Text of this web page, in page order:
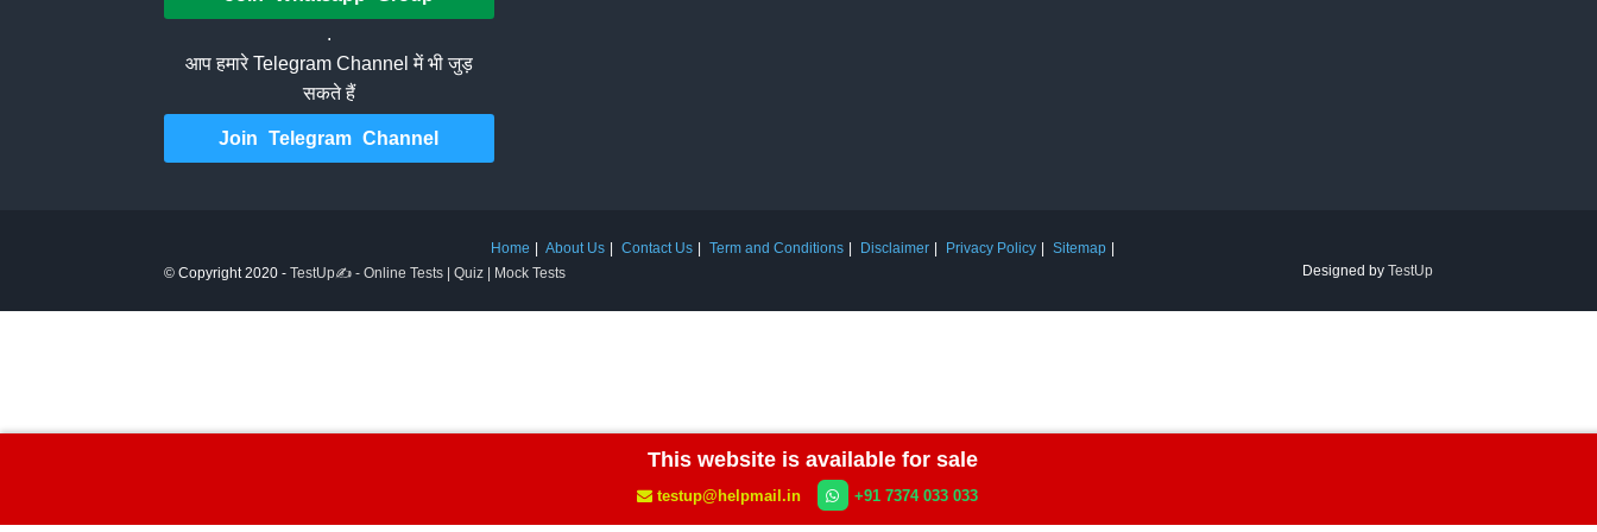
This website is available for sale
testup@helpmail.in +91 7374 033 033
.
आप हमारे Telegram Channel में भी जुड़
सकते हैं
Join Telegram Channel
Home About Us Contact Us Term and Conditions Disclaimer Privacy Policy
Sitemap
© Copyright 2020 - TestUp✍️ - Online Tests | Quiz | Mock Tests Designed by TestUp